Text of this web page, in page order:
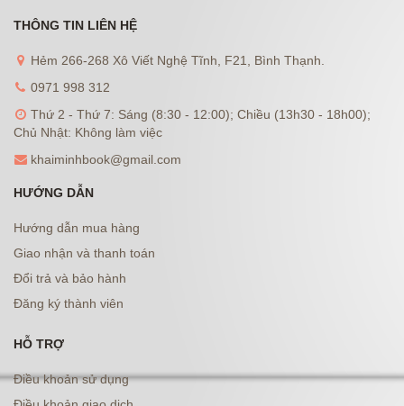
THÔNG TIN LIÊN HỆ
Hẻm 266-268 Xô Viết Nghệ Tĩnh, F21, Bình Thạnh.
0971 998 312
Thứ 2 - Thứ 7: Sáng (8:30 - 12:00); Chiều (13h30 - 18h00);
Chủ Nhật: Không làm việc
khaiminhbook@gmail.com
HƯỚNG DẪN
Hướng dẫn mua hàng
Giao nhận và thanh toán
Đổi trả và bảo hành
Đăng ký thành viên
HỖ TRỢ
Điều khoản sử dụng